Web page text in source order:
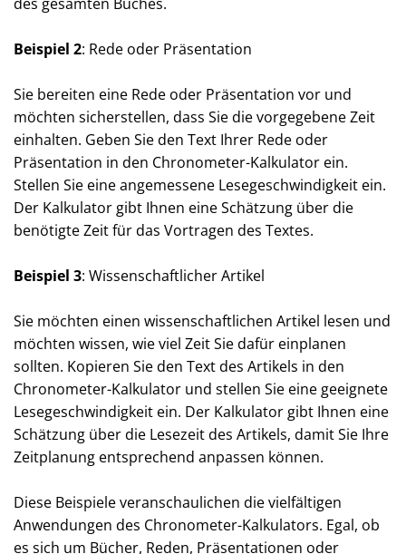
Beispiel 2: Rede oder Präsentation
Sie bereiten eine Rede oder Präsentation vor und
möchten sicherstellen, dass Sie die vorgegebene Zeit
einhalten. Geben Sie den Text Ihrer Rede oder
Präsentation in den Chronometer-Kalkulator ein.
Stellen Sie eine angemessene Lesegeschwindigkeit ein.
Der Kalkulator gibt Ihnen eine Schätzung über die
benötigte Zeit für das Vortragen des Textes.
Beispiel 3: Wissenschaftlicher Artikel
Sie möchten einen wissenschaftlichen Artikel lesen und
möchten wissen, wie viel Zeit Sie dafür einplanen
sollten. Kopieren Sie den Text des Artikels in den
Chronometer-Kalkulator und stellen Sie eine geeignete
Lesegeschwindigkeit ein. Der Kalkulator gibt Ihnen eine
Schätzung über die Lesezeit des Artikels, damit Sie Ihre
Zeitplanung entsprechend anpassen können.
Diese Beispiele veranschaulichen die vielfältigen
Anwendungen des Chronometer-Kalkulators. Egal, ob
es sich um Bücher, Reden, Präsentationen oder